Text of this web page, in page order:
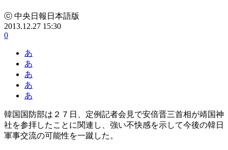
ⓒ 中央日報日本語版
2013.12.27 15:30
0
あ
あ
あ
あ
あ
韓国国防部は２７日、定例記者会見で安倍晋三首相が靖国神
社を参拝したことに関連し、強い不快感を示して今後の韓日
軍事交流の可能性を一蹴した。